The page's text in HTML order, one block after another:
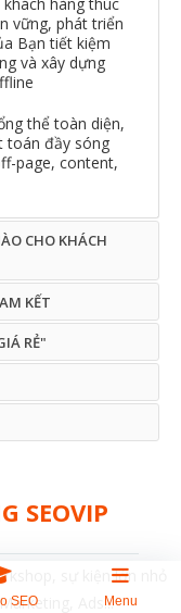
vững, phát triển
Bạn tiết kiệm
và xây dựng
thể toàn diện,
toán đầy sóng
page, content,
CHO KHÁCH
KẾT
RẺ"
SEOVIP
sự kiện lớn nhỏ
Ads...
SEO Menu